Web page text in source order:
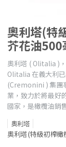
奧利塔(特
芥花油
奧利塔 ( Olitalia )
Olitalia 在義大利
(Cremonini ) 集團
業，致力於將最好
國家，是橄欖油銷
奧利塔
奧利塔(特級初榨